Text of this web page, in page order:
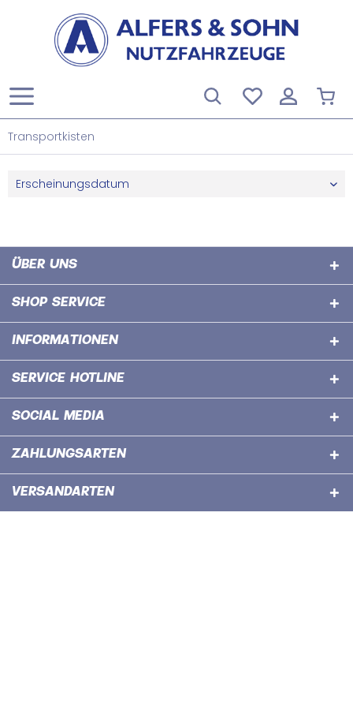
Transportkisten
ÜBER UNS
SHOP SERVICE
INFORMATIONEN
SERVICE HOTLINE
SOCIAL MEDIA
ZAHLUNGSARTEN
VERSANDARTEN